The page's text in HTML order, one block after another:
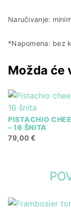
Naručivanje:
*Napomena: bez
Možda će
PISTACHIO
– 16 ŠNITA
79,00€